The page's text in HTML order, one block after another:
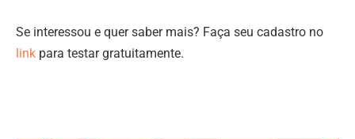
Se interessou e quer saber mais? Faça seu cadastro no
link para testar gratuitamente.